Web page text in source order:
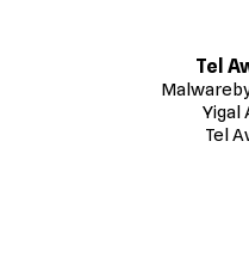
Tel
Yigal
Tel